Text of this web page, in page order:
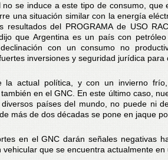
no se induce a este tipo de consumo,
una situación similar con la energía
resultados del PROGRAMA de USO
que Argentina es un país con
con un consumo no
inversiones y seguridad jurídica para
la actual política, y con un invierno
en el GNC. En este último caso,
países del mundo, no puede ni
más de dos décadas se pone en jaque
en el GNC darán señales negativas
vehicular que se encuentra actualmente en